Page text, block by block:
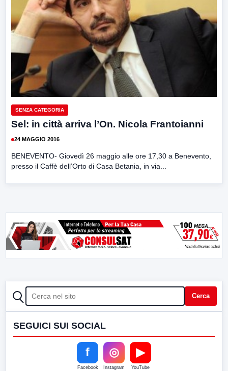
SENZA CATEGORIA
Sel: in città arriva l’On. Nicola Frantoianni
24 MAGGIO 2016
BENEVENTO- Giovedì 26 maggio alle ore 17,30 a Benevento,
presso il Caffè dell’Orto di Casa Betania, in via...
CERCA Cerca
SEGUICI SUI SOCIAL
f
Facebook
◎
Instagram
▶
YouTube